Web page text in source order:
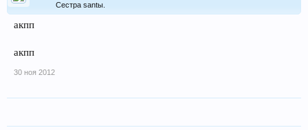
Сестра santы.
акпп
акпп
30 ноя 2012